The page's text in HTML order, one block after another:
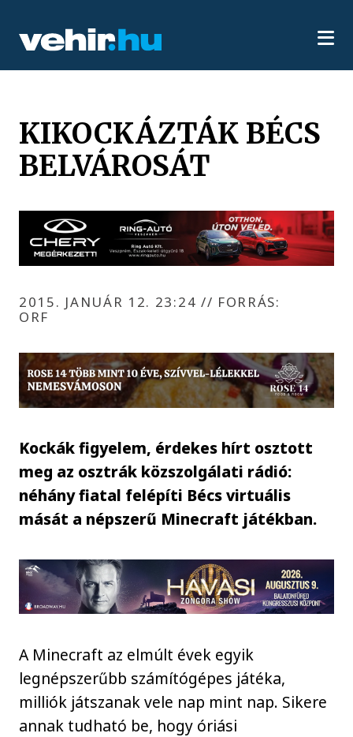
KIKOCKÁZTÁK BÉCS
BELVÁROSÁT
2015. JANUÁR 12. 23:24 // FORRÁS:
ORF
Kockák figyelem, érdekes hírt osztott
meg az osztrák közszolgálati rádió:
néhány fiatal felépíti Bécs virtuális
mását a népszerű Minecraft játékban.
A Minecraft az elmúlt évek egyik
legnépszerűbb számítógépes játéka,
milliók játszanak vele nap mint nap. Sikere
annak tudható be, hogy óriási